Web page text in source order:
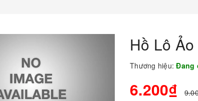
Hồ Lô
Thương hiệu: Đang
6.200₫